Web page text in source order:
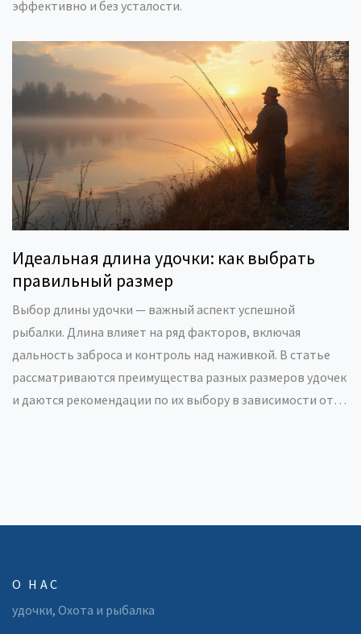
эффективно и без усталости.
Идеальная длина удочки: как выбрать
правильный размер
Выбор длины удочки — важный аспект успешной
рыбалки. Длина влияет на ряд факторов, включая
дальность заброса и контроль над наживкой. В статье
рассматриваются преимущества разных размеров удочек
и даются рекомендации по их выбору в зависимости от
О НАС
удочки, Охота и рыбалка